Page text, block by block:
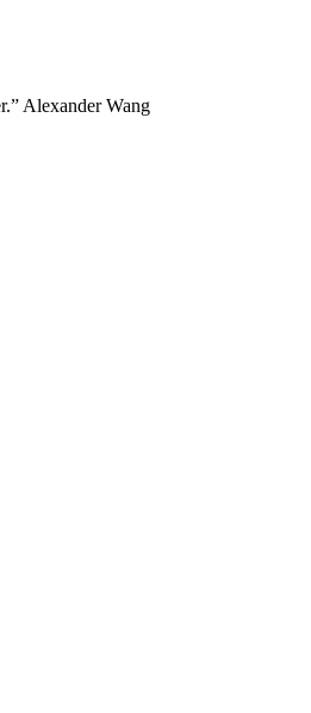
Alexander Wang